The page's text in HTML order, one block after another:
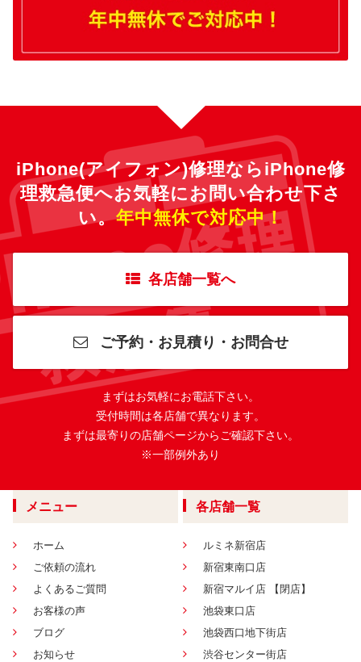
iPhone(アイフォン)修理ならiPhone修
理救急便へお気軽にお問い合わせ下さ
い。年中無休で対応中！
各店舗一覧へ
ご予約・お見積り・お問合せ
まずはお気軽にお電話下さい。
受付時間は各店舗で異なります。
まずは最寄りの店舗ページからご確認下さい。
※一部例外あり
メニュー
ホーム
ご依頼の流れ
よくあるご質問
お客様の声
ブログ
お知らせ
各店舗一覧
ルミネ新宿店
新宿東南口店
新宿マルイ店 【閉店】
池袋東口店
池袋西口地下街店
渋谷センター街店